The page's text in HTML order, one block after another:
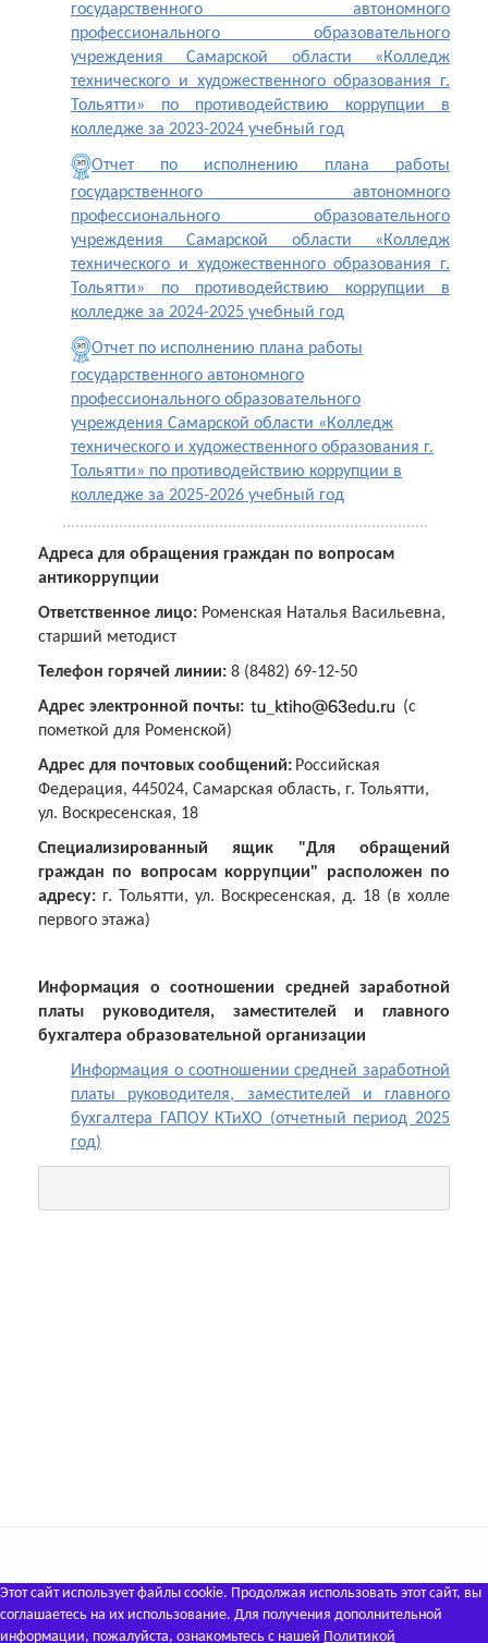
государственного автономного
профессионального образовательного
учреждения Самарской области «Колледж
технического и художественного образования г.
Тольятти» по противодействию коррупции в
колледже за 2023-2024 учебный год
Отчет по исполнению плана работы
государственного автономного
профессионального образовательного
учреждения Самарской области «Колледж
технического и художественного образования г.
Тольятти» по противодействию коррупции в
колледже за 2024-2025 учебный год
Отчет по исполнению плана работы
государственного автономного
профессионального образовательного
учреждения Самарской области «Колледж
технического и художественного образования г.
Тольятти» по противодействию коррупции в
колледже за 2025-2026 учебный год
Адреса для обращения граждан по вопросам
антикоррупции
Ответственное лицо: Роменская Наталья Васильевна,
старший методист
Телефон горячей линии: 8 (8482) 69-12-50
Адрес электронной почты:
(с
пометкой для Роменской)
Адрес для почтовых сообщений: Российская
Федерация, 445024, Самарская область, г. Тольятти,
ул. Воскресенская, 18
Специализированный ящик "Для обращений
граждан по вопросам коррупции" расположен по
адресу: г. Тольятти, ул. Воскресенская, д. 18 (в холле
первого этажа)
Информация о соотношении средней заработной
платы руководителя, заместителей и главного
бухгалтера образовательной организации
Информация о соотношении средней заработной
платы руководителя, заместителей и главного
бухгалтера ГАПОУ КТиХО (отчетный период 2025
год)
Этот сайт использует файлы cookie. Продолжая использовать этот сайт, вы
соглашаетесь на их использование. Для получения дополнительной
информации, пожалуйста, ознакомьтесь с нашей Политикой